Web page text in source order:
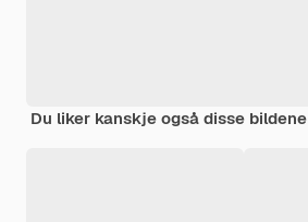
Du liker kanskje også disse bildene